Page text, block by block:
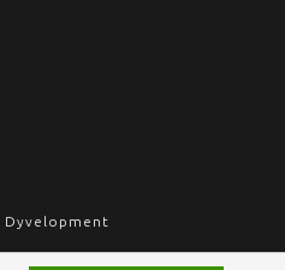
Dyvelopment